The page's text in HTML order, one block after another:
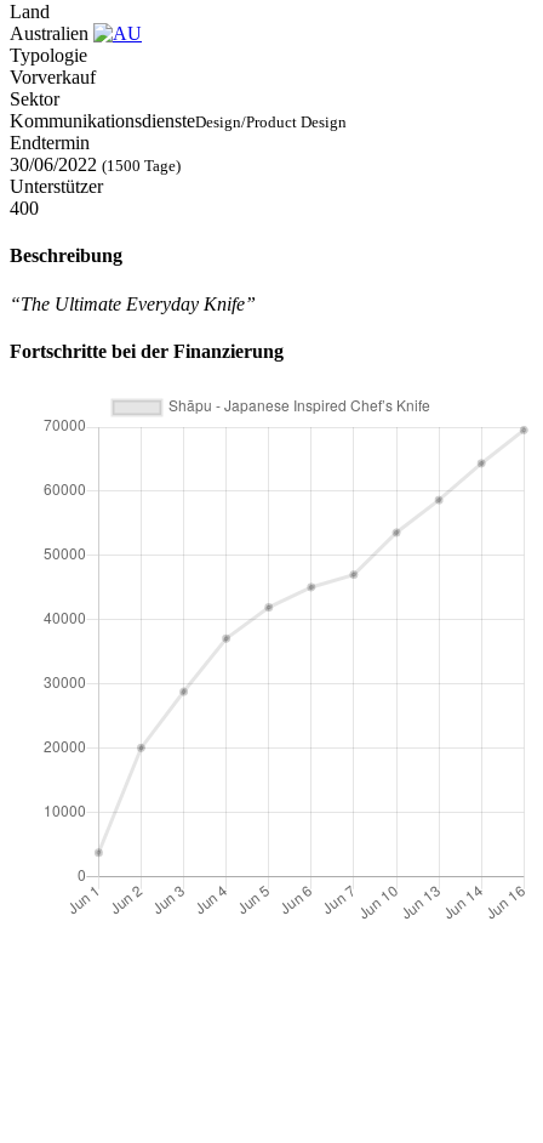
Land
Australien
Typologie
Vorverkauf
Sektor
KommunikationsdiensteDesign/Product Design
Endtermin
30/06/2022 (1500 Tage)
Unterstützer
400
Beschreibung
“The Ultimate Everyday Knife”
Fortschritte bei der Finanzierung